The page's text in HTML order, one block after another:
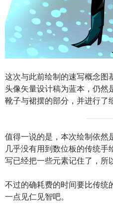
这次与此前绘制的速写概念图
头像矢量设计稿为蓝本，仍然
靴子与裙摆的部分，并进行了
值得一说的是，本次绘制依然
几乎没有用到数位板的传统
写已经把一些元素记住了，所
不过的确耗费的时间要比传统
一点见仁见智吧。